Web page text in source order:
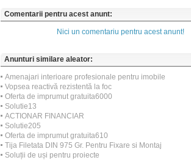
Comentarii pentru acest anunt:
Nici un comentariu pentru acest anunt!
Anunturi similare aleator:
Amenajari interioare profesionale pentru imobile
Vopsea reactivă rezistentă la foc
Oferta de imprumut gratuita6000
Solutie13
ACTIONAR FINANCIAR
Solutie205
Oferta de imprumut gratuita610
Tija Filetata DIN 975 Gr. Pentru Fixare si Montaj
Soluții de uși pentru proiecte